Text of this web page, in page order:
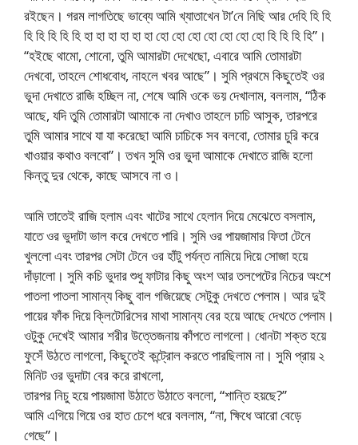
রইছেন। গরম লাগতিছে ভাব্যে আমি খ্যাতাখেন টা’নে নিছি আর দেহি হি হি
হি হি হি হি হি হা হা হা হা হা হা হো হো হো হো হো হো হো হি হি হি হি”।
“হইছে থামো, শোনো, তুমি আমারটা দেখেছো, এবারে আমি তোমারটা
দেখবো, তাহলে শোধবোধ, নাহলে খবর আছে”। সুমি প্রথমে কিছুতেই ওর
ভুদা দেখাতে রাজি হচ্ছিল না, শেষে আমি ওকে ভয় দেখালাম, বললাম, “ঠিক
আছে, যদি তুমি তোমারটা আমাকে না দেখাও তাহলে চাচি আসুক, তারপরে
তুমি আমার সাথে যা যা করেছো আমি চাচিকে সব বলবো, তোমার চুরি করে
খাওয়ার কথাও বলবো”। তখন সুমি ওর ভুদা আমাকে দেখাতে রাজি হলো
কিন্তু দুর থেকে, কাছে আসবে না ও।
আমি তাতেই রাজি হলাম এবং খাটের সাথে হেলান দিয়ে মেঝেতে বসলাম,
যাতে ওর ভুদাটা ভাল করে দেখতে পারি। সুমি ওর পায়জামার ফিতা টেনে
খুললো এবং তারপর সেটা টেনে ওর হাঁটু পর্যন্ত নামিয়ে দিয়ে সোজা হয়ে
দাঁড়ালো। সুমি কচি ভুদার শুধু ফাটার কিছু অংশ আর তলপেটের নিচের অংশে
পাতলা পাতলা সামান্য কিছু বাল গজিয়েছে সেটুকু দেখতে পেলাম। আর দুই
পায়ের ফাঁক দিয়ে ক্লিটোরিসের মাথা সামান্য বের হয়ে আছে দেখতে পেলাম।
ওটুকু দেখেই আমার শরীর উত্তেজনায় কাঁপতে লাগলো। ধোনটা শক্ত হয়ে
ফুসেঁ উঠতে লাগলো, কিছুতেই কন্ট্রোল করতে পারছিলাম না। সুমি প্রায় ২
মিনিট ওর ভুদাটা বের করে রাখলো,
তারপর নিচু হয়ে পায়জামা উঠাতে উঠাতে বললো, “শান্তি হয়ছে?”
আমি এগিয়ে গিয়ে ওর হাত চেপে ধরে বললাম, “না, ক্ষিধে আরো বেড়ে
গেছে”।